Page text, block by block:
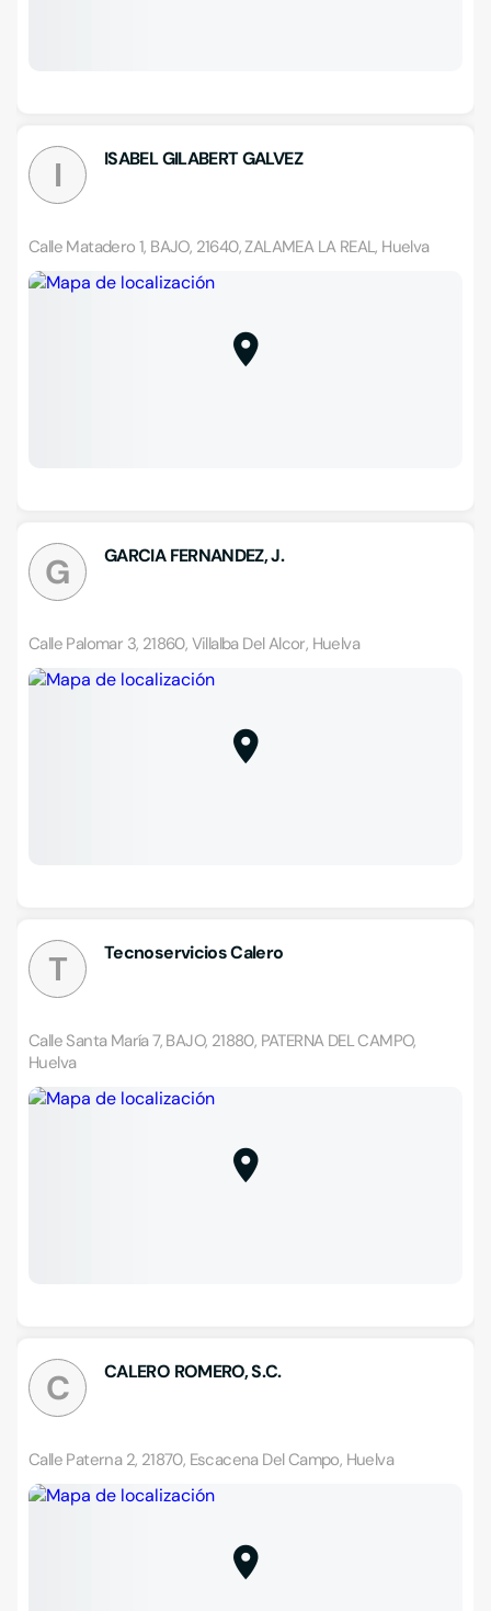
I ISABEL GILABERT GALVEZ
Calle Matadero 1, BAJO, 21640, ZALAMEA LA REAL, Huelva
G GARCIA FERNANDEZ, J.
Calle Palomar 3, 21860, Villalba Del Alcor, Huelva
T Tecnoservicios Calero
Calle Santa María 7, BAJO, 21880, PATERNA DEL CAMPO,
Huelva
C CALERO ROMERO, S.C.
Calle Paterna 2, 21870, Escacena Del Campo, Huelva